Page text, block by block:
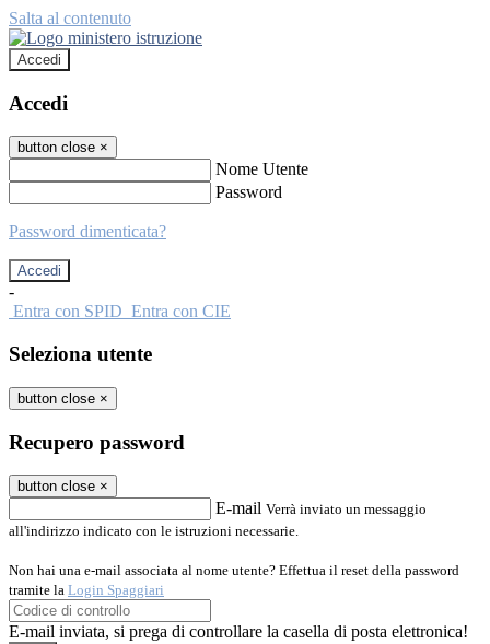
Salta al contenuto
Accedi
Accedi
button close ×
Nome Utente
Password
Password dimenticata?
-
Entra con SPID Entra con CIE
Seleziona utente
button close ×
Recupero password
button close ×
E-mail Verrà inviato un messaggio
all'indirizzo indicato con le istruzioni necessarie.
Non hai una e-mail associata al nome utente? Effettua il reset della password
tramite la Login Spaggiari
E-mail inviata, si prega di controllare la casella di posta elettronica!